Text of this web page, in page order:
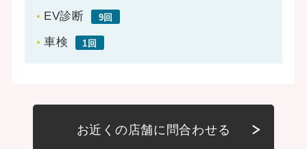
EV診断 9回
車検 1回
お近くの店舗に問合わせる